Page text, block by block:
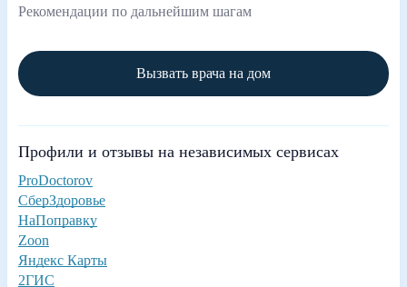
Рекомендации по дальнейшим шагам
Вызвать врача на дом
Профили и отзывы на независимых сервисах
ProDoctorov
СберЗдоровье
НаПоправку
Zoon
Яндекс Карты
2ГИС